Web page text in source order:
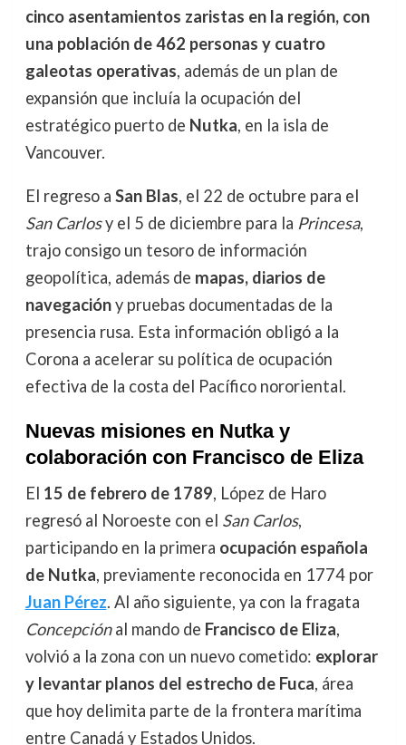
cinco asentamientos zaristas en la región, con
una población de 462 personas y cuatro
galeotas operativas, además de un plan de
expansión que incluía la ocupación del
estratégico puerto de Nutka, en la isla de
Vancouver.
El regreso a San Blas, el 22 de octubre para el
San Carlosy el 5 de diciembre para la Princesa,
trajo consigo un tesoro de información
geopolítica, además de mapas, diarios de
navegacióny pruebas documentadas de la
presencia rusa. Esta información obligó a la
Corona a acelerar su política de ocupación
efectiva de la costa del Pacífico nororiental.
Nuevas misiones en Nutka y
colaboración con Francisco de Eliza
El 15 de febrero de 1789, López de Haro
regresó al Noroeste con el San Carlos,
participando en la primera ocupación española
de Nutka, previamente reconocida en 1774 por
Juan Pérez. Al año siguiente, ya con la fragata
Concepciónal mando de Francisco de Eliza,
volvió a la zona con un nuevo cometido: explorar
y levantar planos del estrecho de Fuca, área
que hoy delimita parte de la frontera marítima
entre Canadá y Estados Unidos.